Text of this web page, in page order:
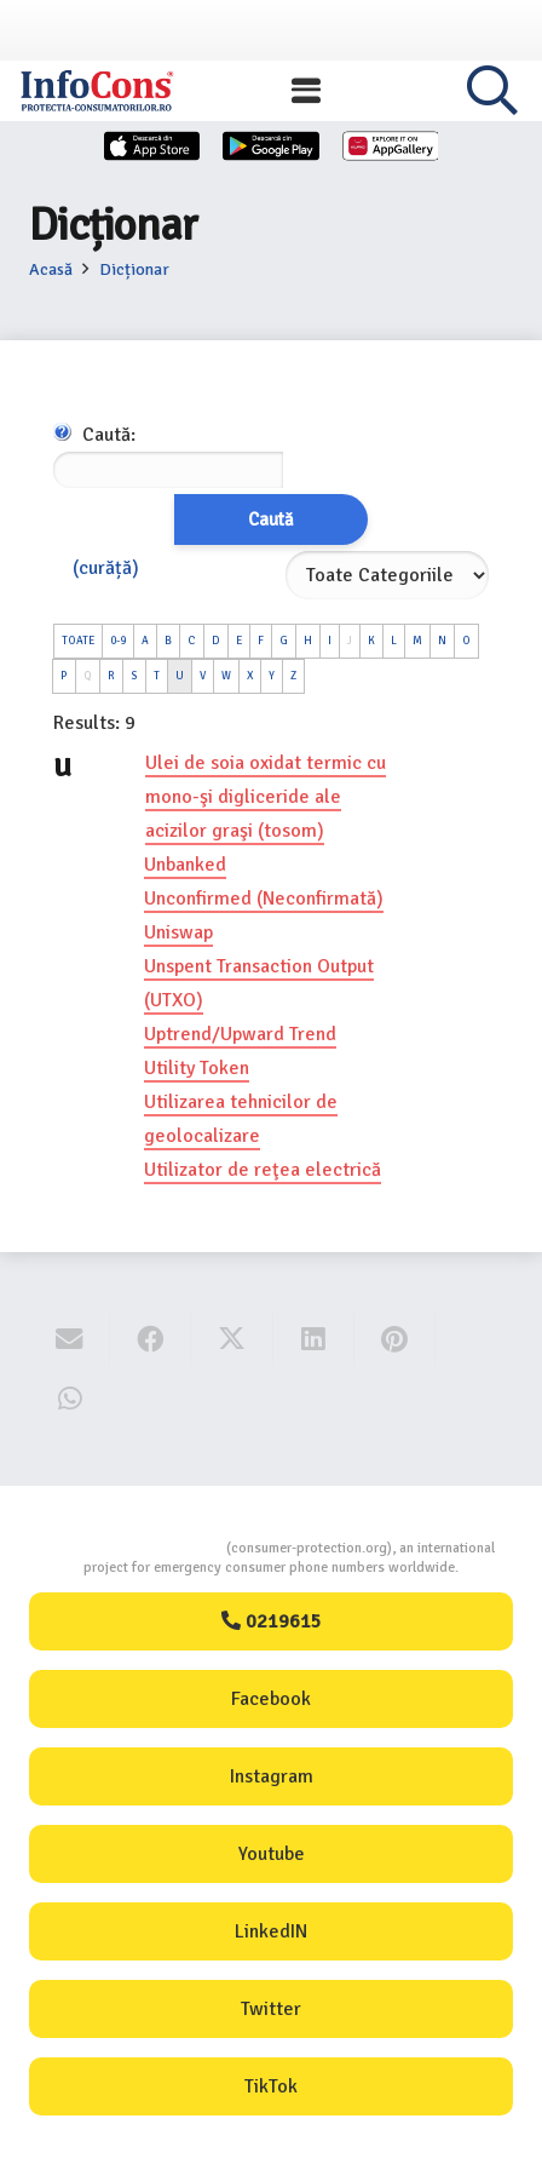
Dicționar
Acasă Dicționar
Caută:
Caută
(curăță)
TOATE 0-9 A B C D E F G H I J K L M N O
P Q R S T U V W X Y Z
Results: 9
u
Ulei de soia oxidat termic cu
mono-şi digliceride ale
acizilor graşi (tosom)
Unbanked
Unconfirmed (Neconfirmată)
Uniswap
Unspent Transaction Output
(UTXO)
Uptrend/Upward Trend
Utility Token
Utilizarea tehnicilor de
geolocalizare
Utilizator de reţea electrică
(consumer-protection.org), an international
project for emergency consumer phone numbers worldwide.
0219615
Facebook
Instagram
Youtube
LinkedIN
Twitter
TikTok